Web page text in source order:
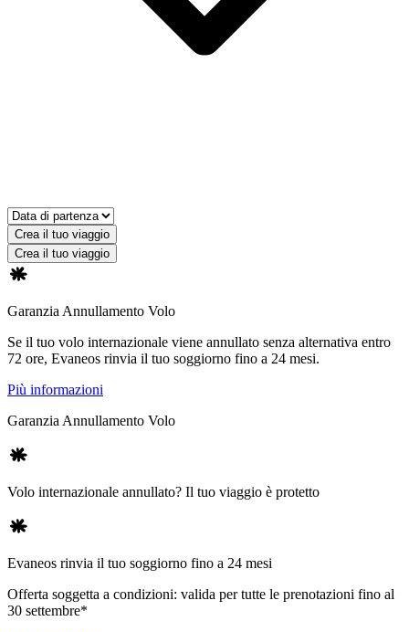
Crea il tuo viaggio
Crea il tuo viaggio
Garanzia Annullamento Volo
Se il tuo volo internazionale viene annullato senza alternativa entro
72 ore, Evaneos rinvia il tuo soggiorno fino a 24 mesi.
Più informazioni
Garanzia Annullamento Volo
Volo internazionale annullato? Il tuo viaggio è protetto
Evaneos rinvia il tuo soggiorno fino a 24 mesi
Offerta soggetta a condizioni: valida per tutte le prenotazioni fino al
30 settembre*